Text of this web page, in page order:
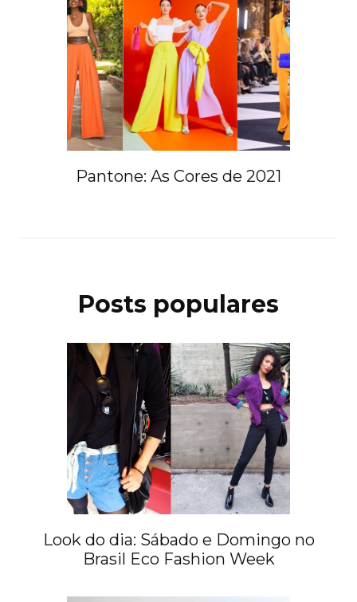
Pantone: As Cores de 2021
Posts populares
Look do dia: Sábado e Domingo no
Brasil Eco Fashion Week